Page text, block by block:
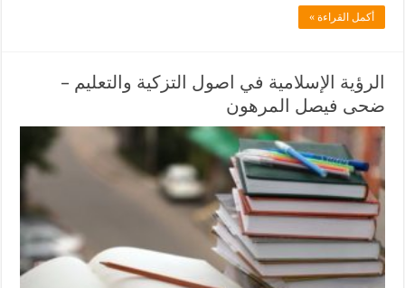
أكمل القراءة »
الرؤية الإسلامية في اصول التزكية والتعليم –
ضحى فيصل المرهون